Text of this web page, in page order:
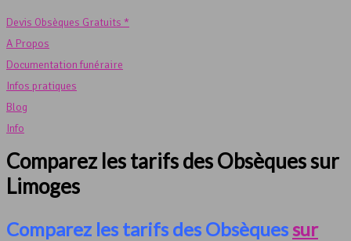
Devis Obsèques Gratuits *
A Propos
Documentation funéraire
Infos pratiques
Blog
Info
Comparez les tarifs des Obsèques sur
Limoges
Comparez les tarifs des Obsèques sur